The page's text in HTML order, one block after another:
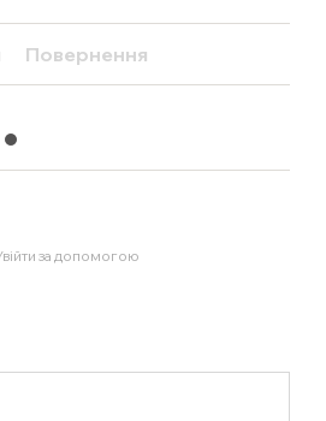
Повернення
за допомогою